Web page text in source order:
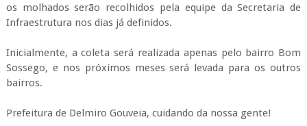
os molhados serão recolhidos pela equipe da Secretaria de
Infraestrutura nos dias já definidos.
Inicialmente, a coleta será realizada apenas pelo bairro Bom
Sossego, e nos próximos meses será levada para os outros
bairros.
Prefeitura de Delmiro Gouveia, cuidando da nossa gente!